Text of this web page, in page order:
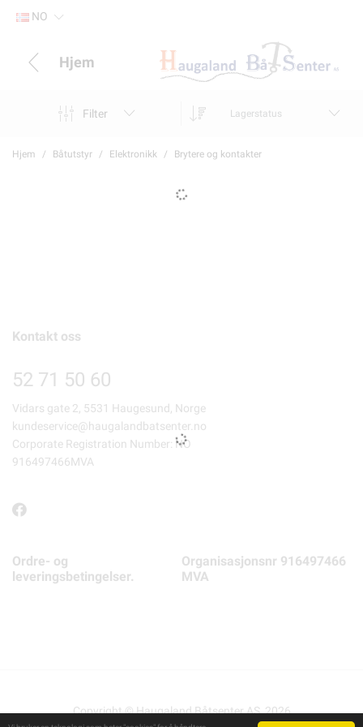
NO
Hjem
Filter Lagerstatus
Hjem Båtutstyr Elektronikk Brytere og kontakter
Kontakt oss
52 71 50 60
Vidars gate 2, 5531 Haugesund, Norge
kundeservice@haugalandbatsenter.no
Corporate Registration Number: NO
916497466MVA
Ordre- og
leveringsbetingelser.
Organisasjonsnr 916497466
MVA
Copyright © Haugaland Båtsenter AS, 2026